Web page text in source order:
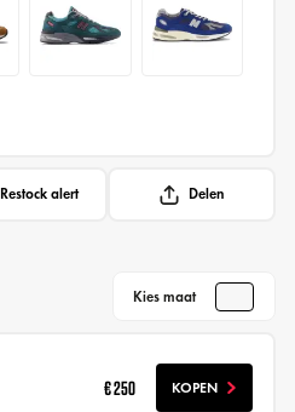
Restock alert Delen
Kies maat
€ 250 KOPEN